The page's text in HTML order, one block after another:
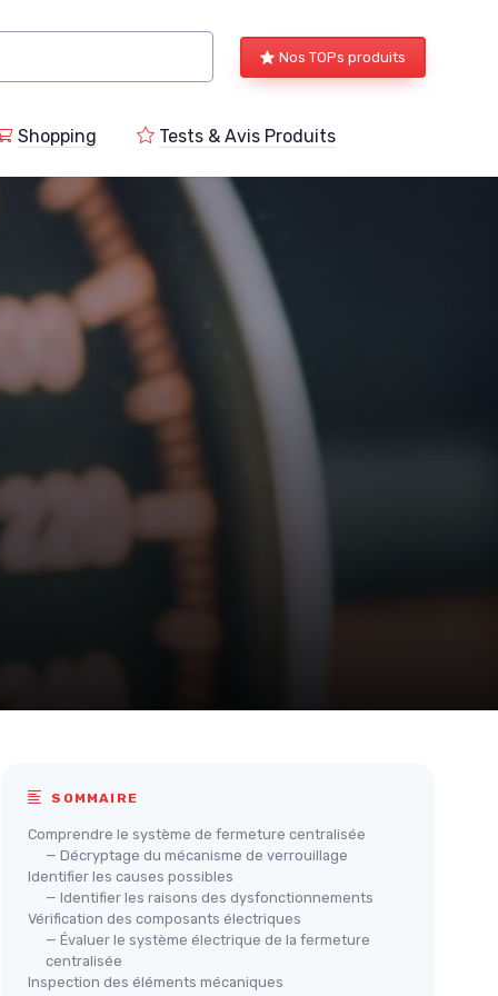
Nos TOPs produits
Shopping Tests & Avis Produits
SOMMAIRE
Comprendre le système de fermeture centralisée
— Décryptage du mécanisme de verrouillage
Identifier les causes possibles
— Identifier les raisons des dysfonctionnements
Vérification des composants électriques
— Évaluer le système électrique de la fermeture
centralisée
Inspection des éléments mécaniques